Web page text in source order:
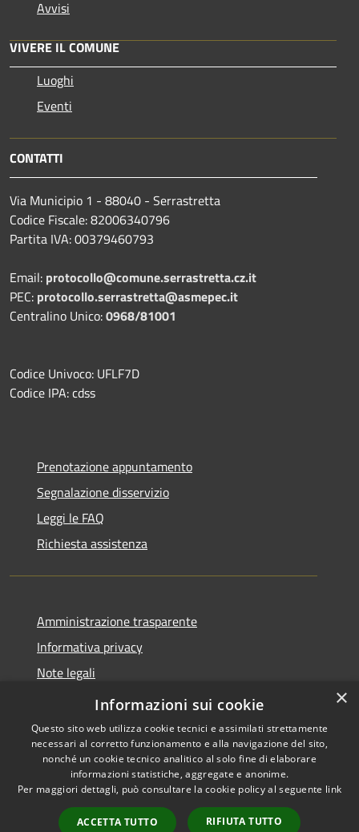
Avvisi
VIVERE IL COMUNE
Luoghi
Eventi
CONTATTI
Via Municipio 1 - 88040 - Serrastretta
Codice Fiscale: 82006340796
Partita IVA: 00379460793
Email: protocollo@comune.serrastretta.cz.it
PEC: protocollo.serrastretta@asmepec.it
Centralino Unico:0968/81001
Codice Univoco: UFLF7D
Codice IPA: cdss
Prenotazione appuntamento
Segnalazione disservizio
Leggi le FAQ
Richiesta assistenza
Amministrazione trasparente
Informativa privacy
Note legali
Dichiarazione di accessibilità
Accessibilità
Copyright © 2026 • Comune di
Serrastretta • Powered by
Municipium•
Accesso
×
Informazioni sui cookie
Questo sito web utilizza cookie tecnici e assimilati strettamente
necessari al corretto funzionamento e alla navigazione del sito,
nonché un cookie tecnico analitico al solo fine di elaborare
informazioni statistiche, aggregate e anonime.
Per maggiori dettagli, può consultare la cookie policy al seguente link
ACCETTA TUTTO RIFIUTA TUTTO